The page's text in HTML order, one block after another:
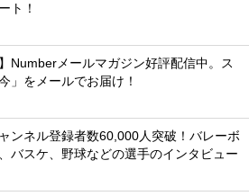
ト！
】Numberメールマガジン好評配信中。ス
」をメールでお届け！
ンネル登録者数60,000人突破！バレーボ
バスケ、野球などの選手のインタビュー